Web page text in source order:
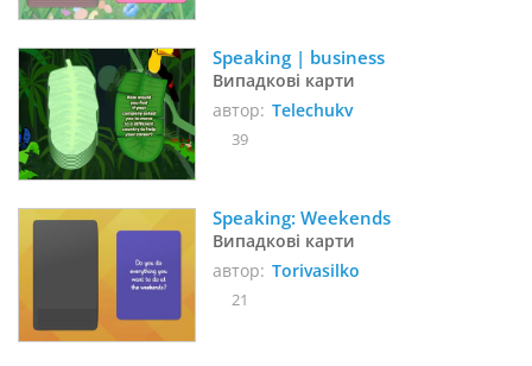
Speaking | business
Випадкові карти
автор: Telechukv
39
Speaking: Weekends
Випадкові карти
автор: Torivasilko
21